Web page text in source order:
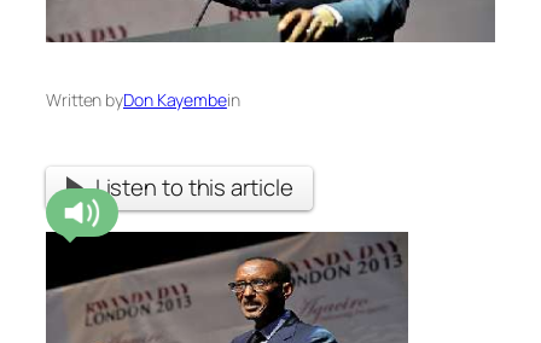
Written byDon Kayembein
Listen to this article